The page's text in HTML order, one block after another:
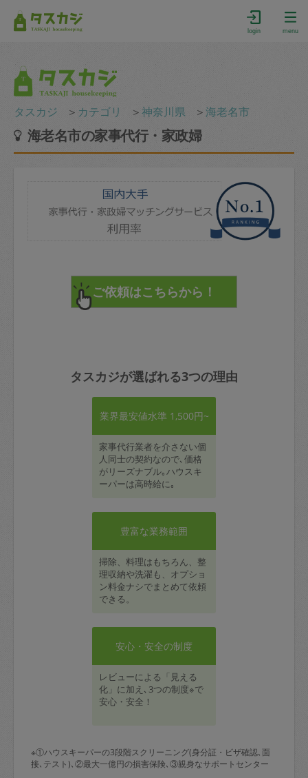
login menu
タスカジ ＞ カテゴリ ＞神奈川県 ＞海老名市
海老名市の家事代行・家政婦
タスカジが選ばれる3つの理由
業界最安値水準 1,500円~
家事代行業者を介さない個
人同士の契約なので､価格
がリーズナブル｡ハウスキ
ーパーは高時給に｡
豊富な業務範囲
掃除、料理はもちろん、整
理収納や洗濯も、オプショ
ン料金ナシでまとめて依頼
できる。
安心・安全の制度
レビューによる「見える
化」に加え､3つの制度※で
安心・安全！
※①ハウスキーパーの3段階スクリーニング(身分証・ビザ確認､面
接､テスト)､②最大一億円の損害保険､③親身なサポートセンター